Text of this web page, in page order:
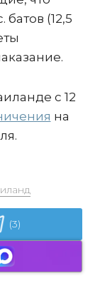
(12,5
с 12
на
(3)